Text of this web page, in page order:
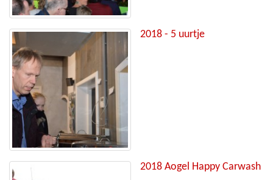
2018 - 5 uurtje
2018 Aogel Happy Carwash